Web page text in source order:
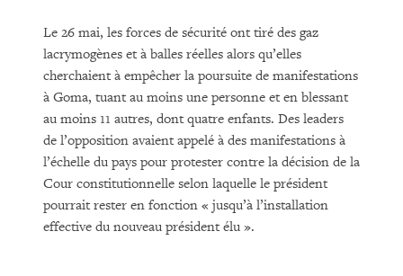
Le 26 mai, les forces de sécurité ont tiré des gaz
lacrymogènes et à balles réelles alors qu’elles
cherchaient à empêcher la poursuite de manifestations
à Goma, tuant au moins une personne et en blessant
au moins 11 autres, dont quatre enfants. Des leaders
de l’opposition avaient appelé à des manifestations à
l’échelle du pays pour protester contre la décision de la
Cour constitutionnelle selon laquelle le président
pourrait rester en fonction « jusqu’à l’installation
effective du nouveau président élu ».